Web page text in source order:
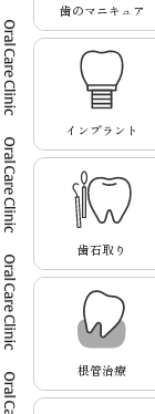
歯のマニキュア
インプラント
歯石取り
根管治療